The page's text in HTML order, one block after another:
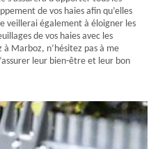
de vos haies afin qu’elles
veillerai également à éloigner les
de vos haies avec les
Marboz, n’hésitez pas à me
leur bien-être et leur bon